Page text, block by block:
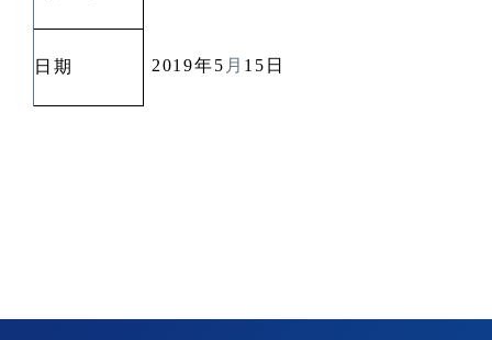
日期 2019年5 月 15 日